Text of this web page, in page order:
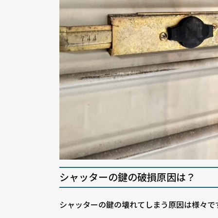
シャッターの鍵の破損原因は？
シャッターの鍵の壊れてしまう原因は様々で